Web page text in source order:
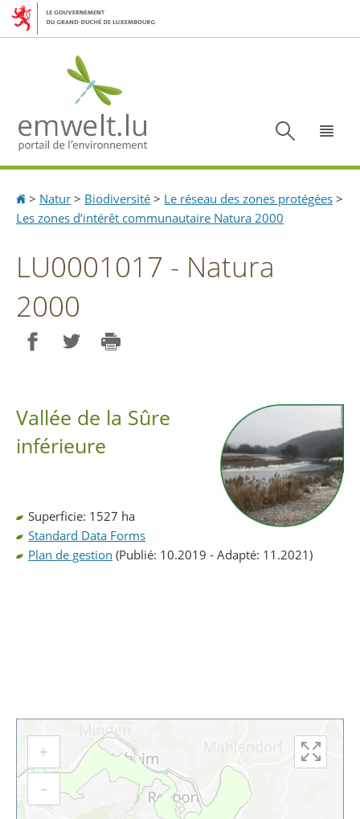
Aller
Aller
Accueil
> Natur > Biodiversité > Le réseau des zones protégées >
Les zones d’intérêt communautaire Natura 2000
LU0001017 - Natura
2000
Vallée de la Sûre
inférieure
Superficie: 1527 ha
Standard Data Forms
Plan de gestion (Publié: 10.2019 - Adapté: 11.2021)
+
–